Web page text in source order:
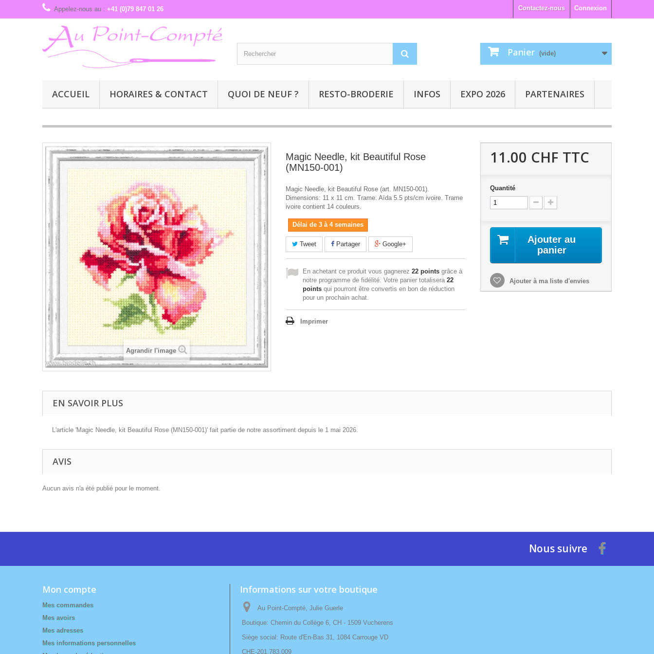
Connexion
Contactez-nous
Appelez-nous au : +41 (0)79 847 01 26
Panier (vide)
ACCUEIL HORAIRES & CONTACT QUOI DE NEUF ? RESTO-BRODERIE INFOS EXPO 2026 PARTENAIRES
Agrandir l'image
Magic Needle, kit Beautiful Rose
(MN150-001)
Magic Needle, kit Beautiful Rose (art. MN150-001).
Dimensions: 11 x 11 cm. Trame: Aïda 5.5 pts/cm ivoire. Trame
ivoire contient 14 couleurs.
Délai de 3 à 4 semaines
Tweet Partager Google+
En achetant ce produit vous gagnerez 22 points grâce à
notre programme de fidélité. Votre panier totalisera 22
points qui pourront être convertis en bon de réduction
pour un prochain achat.
Imprimer
11.00 CHF TTC
Quantité
Ajouter au
panier
Ajouter à ma liste d'envies
EN SAVOIR PLUS
L'article 'Magic Needle, kit Beautiful Rose (MN150-001)' fait partie de notre assortiment depuis le 1 mai 2026.
AVIS
Aucun avis n'a été publié pour le moment.
Nous suivre
Mon compte
Mes commandes
Mes avoirs
Mes adresses
Mes informations personnelles
Informations sur votre boutique
Au Point-Compté, Julie Guerle
Boutique: Chemin du Collège 6, CH - 1509 Vucherens
Siège social: Route d'En-Bas 31, 1084 Carrouge VD
CHE-201.783.009